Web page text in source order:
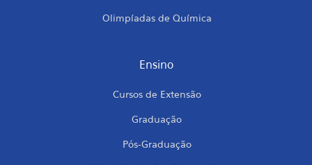
Olimpíadas de Química
Ensino
Cursos de Extensão
Graduação
Pós-Graduação